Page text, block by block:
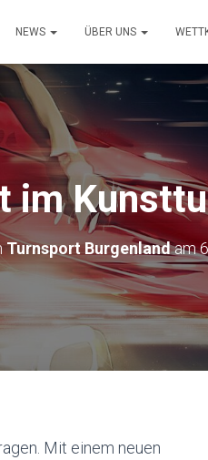
NEWS ÜBER UNS
im
Turnsport Burgenlandam
Mit einem neuen